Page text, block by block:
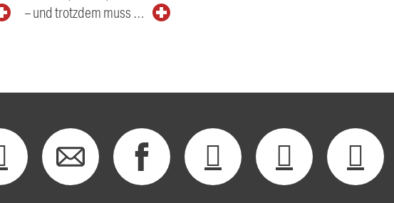
– und trotzdem muss …